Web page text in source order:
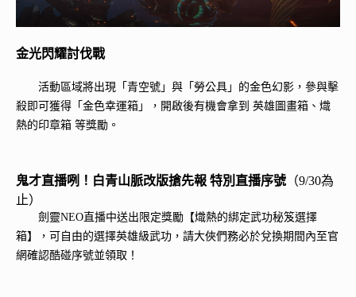
金光閃耀討伐戰
活動區域將出現「青空號」與「勞公具」的金色幻影，參與擊
殺即可獲得「金色幸運箱」，開啟後有機會拿到 英雄圖畫箱、熾
熱的印章箱 等獎勵。
鬼才直播咧！白青山脈改版搶先報 特別直播序號（9/30為
止）
劍靈NEO直播中送出限定獎勵【熾熱的綁定武功秘笈選擇
箱】，可自由的選擇英雄級武功，請大俠們務必於兌換期間內至官
網確認酷碰序號並領取！